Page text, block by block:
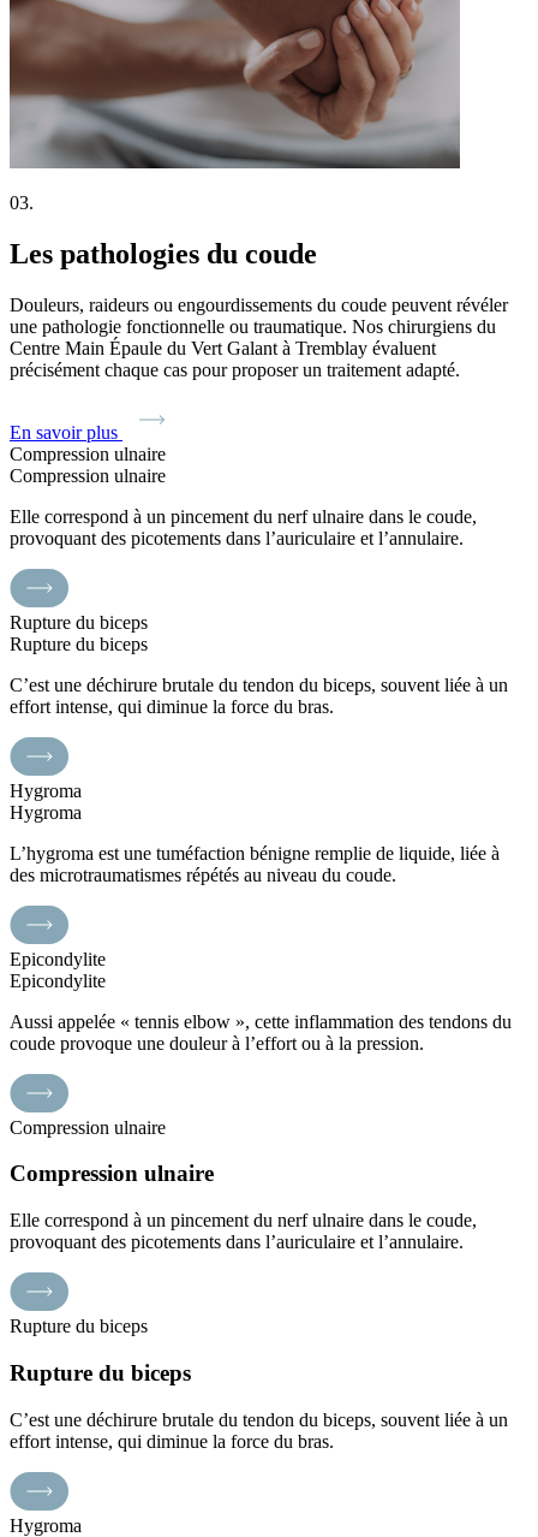
03.
Les pathologies du coude
Douleurs, raideurs ou engourdissements du coude peuvent révéler
une pathologie fonctionnelle ou traumatique. Nos chirurgiens du
Centre Main Épaule du Vert Galant à Tremblay évaluent
précisément chaque cas pour proposer un traitement adapté.
En savoir plus
Compression ulnaire
Compression ulnaire
Elle correspond à un pincement du nerf ulnaire dans le coude,
provoquant des picotements dans l’auriculaire et l’annulaire.
Rupture du biceps
Rupture du biceps
C’est une déchirure brutale du tendon du biceps, souvent liée à un
effort intense, qui diminue la force du bras.
Hygroma
Hygroma
L’hygroma est une tuméfaction bénigne remplie de liquide, liée à
des microtraumatismes répétés au niveau du coude.
Epicondylite
Epicondylite
Aussi appelée « tennis elbow », cette inflammation des tendons du
coude provoque une douleur à l’effort ou à la pression.
Compression ulnaire
Compression ulnaire
Elle correspond à un pincement du nerf ulnaire dans le coude,
provoquant des picotements dans l’auriculaire et l’annulaire.
Rupture du biceps
Rupture du biceps
C’est une déchirure brutale du tendon du biceps, souvent liée à un
effort intense, qui diminue la force du bras.
Hygroma